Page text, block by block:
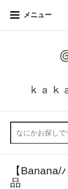
メニュー
【
品